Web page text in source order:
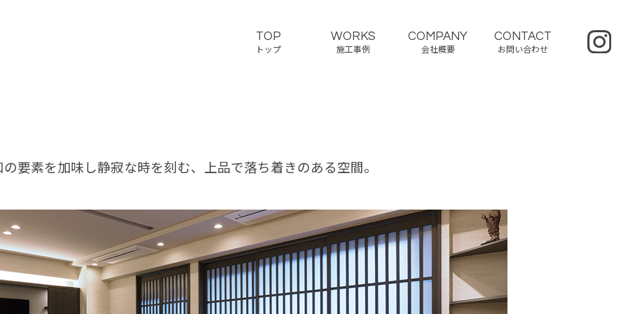
TOP
トップ
WORKS
施工事例
COMPANY
会社概要
CONTACT
お問い合わせ
要素を加味し静寂な時を刻む、上品で落ち着きのある空間。